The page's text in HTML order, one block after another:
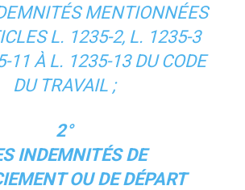
MENTIONNÉES
L. 1235-2, L. 1235-3
11 À L. 1235-13 DU CODE
DU TRAVAIL ;
2°
INDEMNITÉS DE
OU DE DÉPART